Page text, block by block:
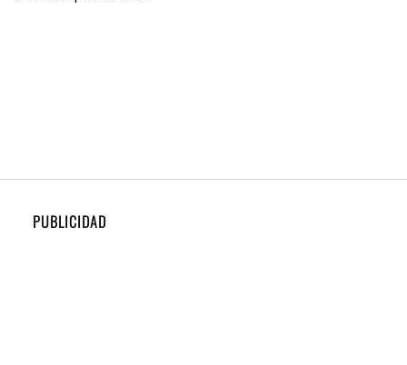
PUBLICIDAD